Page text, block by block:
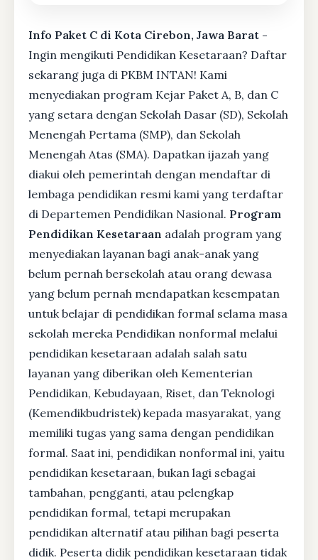
Info Paket C di Kota Cirebon, Jawa Barat -
Ingin mengikuti Pendidikan Kesetaraan? Daftar
sekarang juga di PKBM INTAN! Kami
menyediakan program Kejar Paket A, B, dan C
yang setara dengan Sekolah Dasar (SD), Sekolah
Menengah Pertama (SMP), dan Sekolah
Menengah Atas (SMA). Dapatkan ijazah yang
diakui oleh pemerintah dengan mendaftar di
lembaga pendidikan resmi kami yang terdaftar
di Departemen Pendidikan Nasional. Program
Pendidikan Kesetaraan adalah program yang
menyediakan layanan bagi anak-anak yang
belum pernah bersekolah atau orang dewasa
yang belum pernah mendapatkan kesempatan
untuk belajar di pendidikan formal selama masa
sekolah mereka Pendidikan nonformal melalui
pendidikan kesetaraan adalah salah satu
layanan yang diberikan oleh Kementerian
Pendidikan, Kebudayaan, Riset, dan Teknologi
(Kemendikbudristek) kepada masyarakat, yang
memiliki tugas yang sama dengan pendidikan
formal. Saat ini, pendidikan nonformal ini, yaitu
pendidikan kesetaraan, bukan lagi sebagai
tambahan, pengganti, atau pelengkap
pendidikan formal, tetapi merupakan
pendidikan alternatif atau pilihan bagi peserta
didik. Peserta didik pendidikan kesetaraan tidak